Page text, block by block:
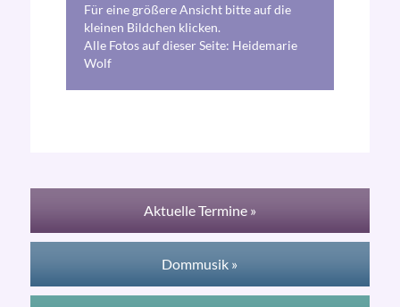
Für eine größere Ansicht bitte auf die
kleinen Bildchen klicken.
Alle Fotos auf dieser Seite: Heidemarie
Wolf
Aktuelle Termine »
Dommusik »